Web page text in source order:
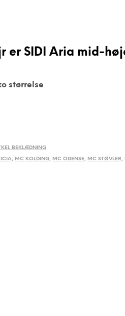
er SIDI Aria mid-
størrelse
BEKLÆDNING
, MC KOLDING, MC ODENSE, MC STØVLER,